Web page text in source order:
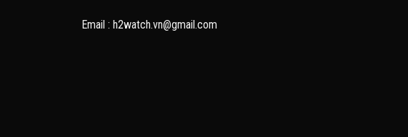
Email : h2watch.vn@gmail.com